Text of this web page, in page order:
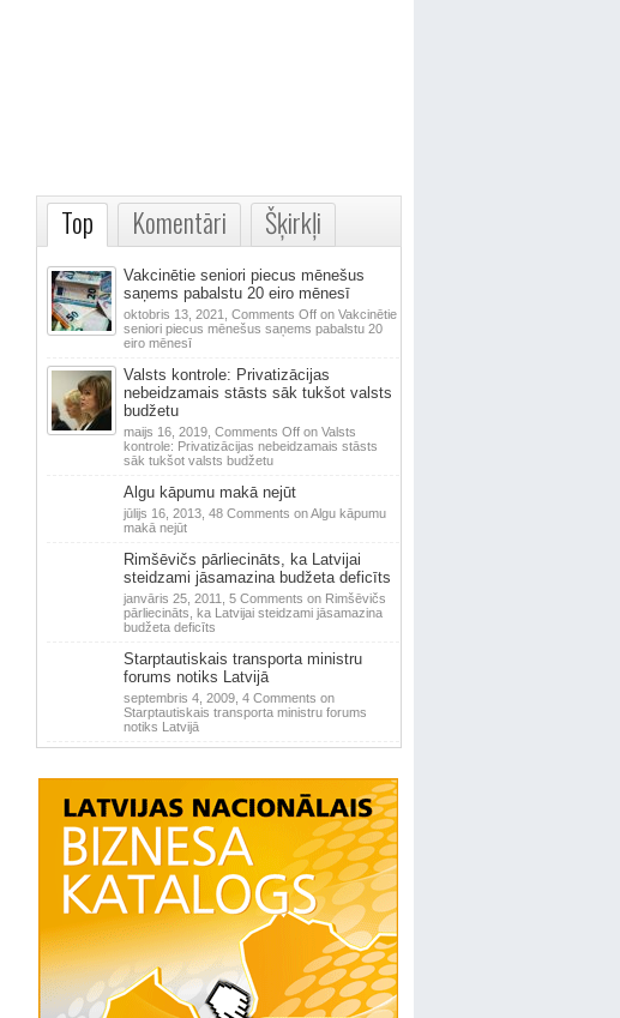
Top Komentāri Šķirkļi
Vakcinētie seniori piecus mēnešus
saņems pabalstu 20 eiro mēnesī
oktobris 13, 2021, Comments Offon Vakcinētie
seniori piecus mēnešus saņems pabalstu 20
eiro mēnesī
Valsts kontrole: Privatizācijas
nebeidzamais stāsts sāk tukšot valsts
budžetu
maijs 16, 2019, Comments Offon Valsts
kontrole: Privatizācijas nebeidzamais stāsts
sāk tukšot valsts budžetu
Algu kāpumu makā nejūt
jūlijs 16, 2013, 48 Comments on Algu kāpumu
makā nejūt
Rimšēvičs pārliecināts, ka Latvijai
steidzami jāsamazina budžeta deficīts
janvāris 25, 2011, 5 Comments on Rimšēvičs
pārliecināts, ka Latvijai steidzami jāsamazina
budžeta deficīts
Starptautiskais transporta ministru
forums notiks Latvijā
septembris 4, 2009, 4 Comments on
Starptautiskais transporta ministru forums
notiks Latvijā